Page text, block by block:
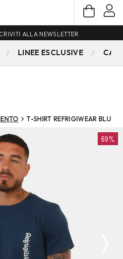
ALLA NEWSLETTER
LINEE ESCLUSIVE
T-SHIRT REFRIGIWEAR BLU
69%